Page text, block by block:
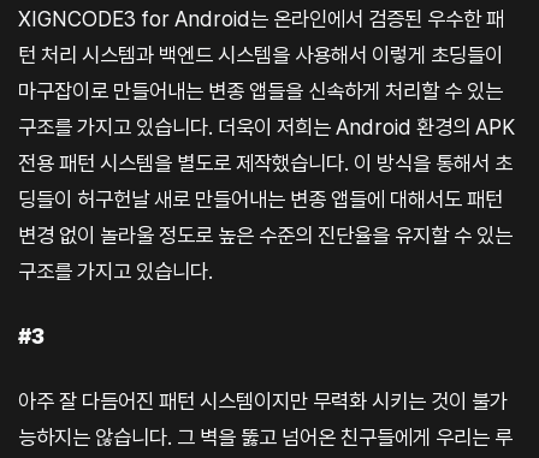
XIGNCODE3 for Android는 온라인에서 검증된 우수한 패
턴 처리 시스템과 백엔드 시스템을 사용해서 이렇게 초딩들이
마구잡이로 만들어내는 변종 앱들을 신속하게 처리할 수 있는
구조를 가지고 있습니다. 더욱이 저희는 Android 환경의 APK
전용 패턴 시스템을 별도로 제작했습니다. 이 방식을 통해서 초
딩들이 허구헌날 새로 만들어내는 변종 앱들에 대해서도 패턴
변경 없이 놀라울 정도로 높은 수준의 진단율을 유지할 수 있는
구조를 가지고 있습니다.
#3
아주 잘 다듬어진 패턴 시스템이지만 무력화 시키는 것이 불가
능하지는 않습니다. 그 벽을 뚫고 넘어온 친구들에게 우리는 루